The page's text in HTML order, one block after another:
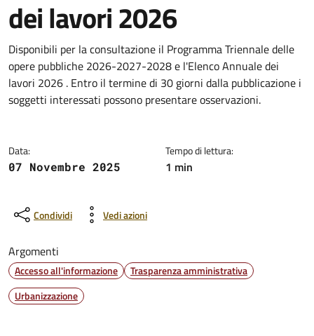
dei lavori 2026
Dettagli della notizia
Disponibili per la consultazione il Programma Triennale delle
opere pubbliche 2026-2027-2028 e l'Elenco Annuale dei
lavori 2026 . Entro il termine di 30 giorni dalla pubblicazione i
soggetti interessati possono presentare osservazioni.
Data:
07 Novembre 2025
Tempo di lettura:
1 min
Condividi Vedi azioni
Argomenti
Accesso all'informazione
Trasparenza amministrativa
Urbanizzazione